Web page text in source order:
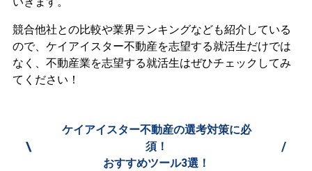
競合他社との比較や業界ランキングなども紹介している
ので、ケイアイスター不動産を志望する就活生だけでは
なく、不動産業を志望する就活生はぜひチェックしてみ
てください！
\
ケイアイスター不動産の選考対策に必
須！
おすすめツール3選！
/